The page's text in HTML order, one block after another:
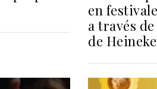
en
a través
de